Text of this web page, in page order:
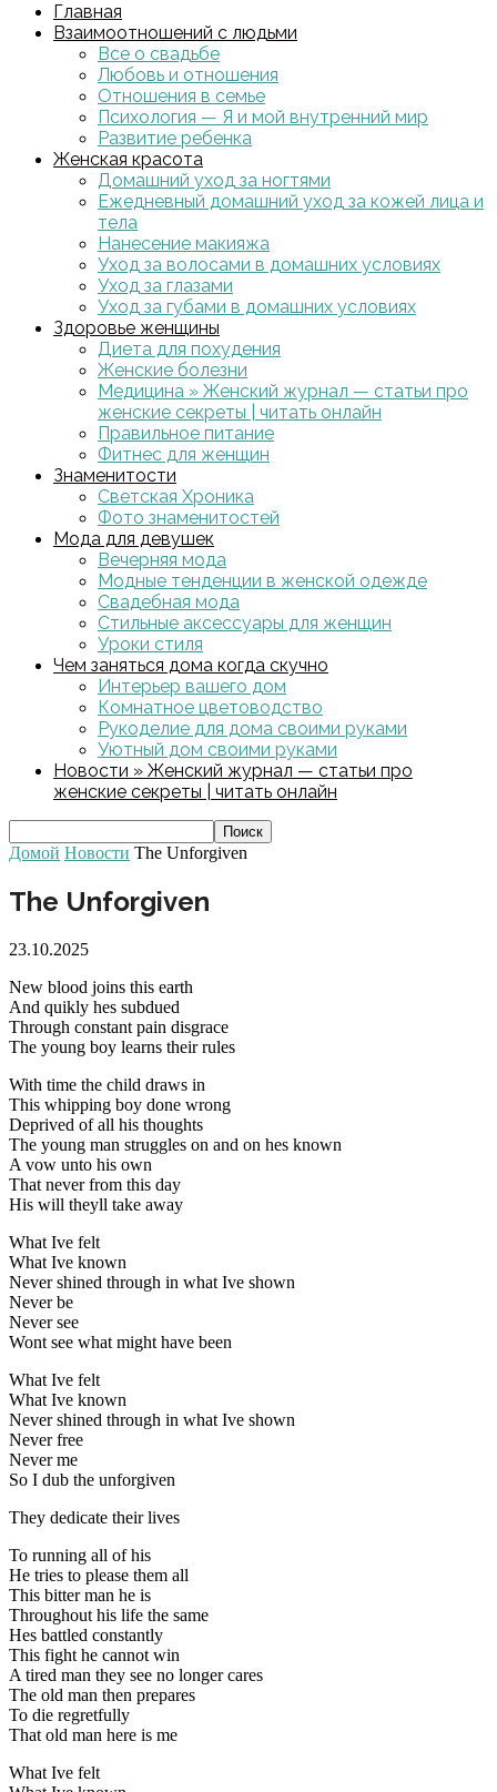
Главная
Взаимоотношений с людьми
Все о свадьбе
Любовь и отношения
Отношения в семье
Психология — Я и мой внутренний мир
Развитие ребенка
Женская красота
Домашний уход за ногтями
Ежедневный домашний уход за кожей лица и
тела
Нанесение макияжа
Уход за волосами в домашних условиях
Уход за глазами
Уход за губами в домашних условиях
Здоровье женщины
Диета для похудения
Женские болезни
Медицина » Женский журнал — статьи про
женские секреты | читать онлайн
Правильное питание
Фитнес для женщин
Знаменитости
Светская Хроника
Фото знаменитостей
Мода для девушек
Вечерняя мода
Модные тенденции в женской одежде
Свадебная мода
Стильные аксессуары для женщин
Уроки стиля
Чем заняться дома когда скучно
Интерьер вашего дом
Комнатное цветоводство
Рукоделие для дома своими руками
Уютный дом своими руками
Новости » Женский журнал — статьи про
женские секреты | читать онлайн
Домой Новости The Unforgiven
The Unforgiven
23.10.2025
New blood joins this earth
And quikly hes subdued
Through constant pain disgrace
The young boy learns their rules
With time the child draws in
This whipping boy done wrong
Deprived of all his thoughts
The young man struggles on and on hes known
A vow unto his own
That never from this day
His will theyll take away
What Ive felt
What Ive known
Never shined through in what Ive shown
Never be
Never see
Wont see what might have been
What Ive felt
What Ive known
Never shined through in what Ive shown
Never free
Never me
So I dub the unforgiven
They dedicate their lives
To running all of his
He tries to please them all
This bitter man he is
Throughout his life the same
Hes battled constantly
This fight he cannot win
A tired man they see no longer cares
The old man then prepares
To die regretfully
That old man here is me
What Ive felt